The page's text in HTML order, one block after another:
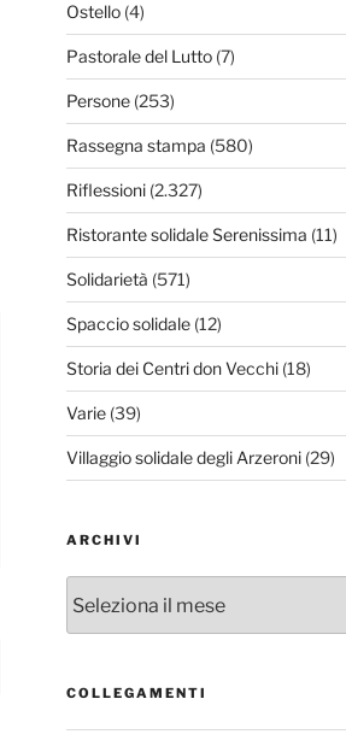
Ostello(4)
Pastorale del Lutto(7)
Persone(253)
Rassegna stampa (580)
Riflessioni(2.327)
Ristorante solidale Serenissima (11)
Solidarietà (571)
Spaccio solidale(12)
Storia dei Centri don Vecchi(18)
Varie(39)
Villaggio solidale degli Arzeroni(29)
ARCHIVI
COLLEGAMENTI